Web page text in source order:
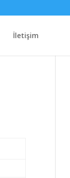
İletişim